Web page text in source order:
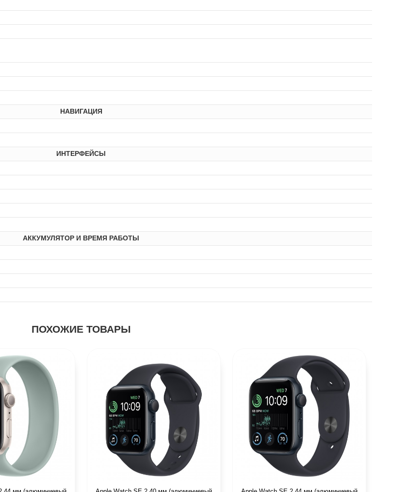
НАВИГАЦИЯ
ИНТЕРФЕЙСЫ
АККУМУЛЯТОР И ВРЕМЯ РАБОТЫ
ПОХОЖИЕ ТОВАРЫ